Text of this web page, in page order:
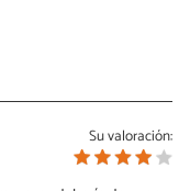
Su valoración: